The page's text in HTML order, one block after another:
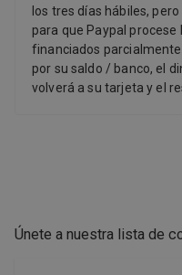
los tres días hábiles,
para que Paypal
financiados
por su saldo / banco, el
volverá a su tarjeta y el
Únete a nuestra lista de